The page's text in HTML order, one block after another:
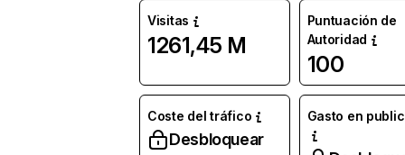
Visitas
1261,45 M
Puntuación de
Autoridad
100
Coste del tráfico
Desbloquear
Gasto en